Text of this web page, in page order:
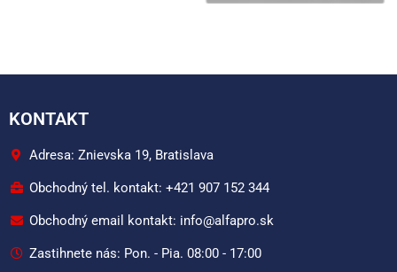
KONTAKT
Adresa: Znievska 19, Bratislava
Obchodný tel. kontakt: +421 907 152 344
Obchodný email kontakt: info@alfapro.sk
Zastihnete nás: Pon. - Pia. 08:00 - 17:00